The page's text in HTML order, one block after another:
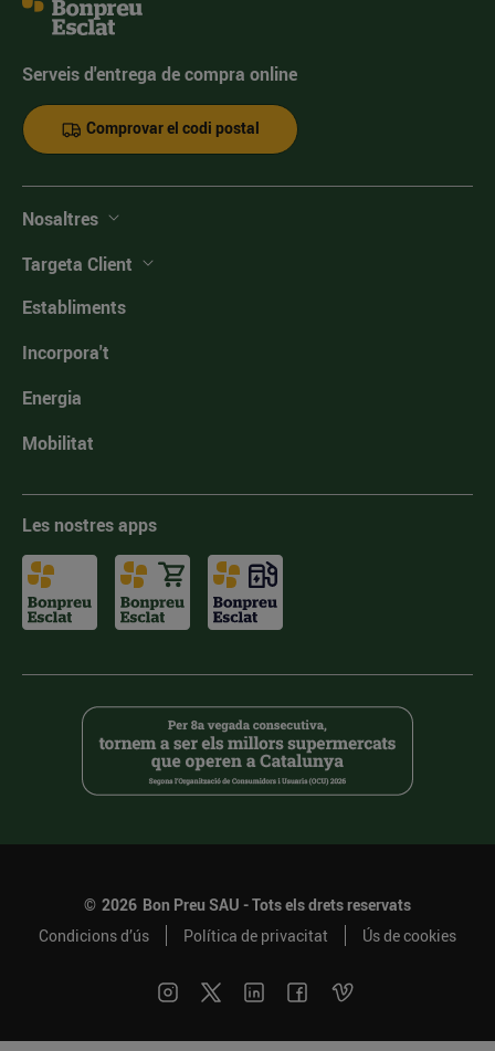
Serveis d'entrega de compra online
Comprovar el codi postal
Nosaltres
Targeta Client
Establiments
Incorpora't
Energia
Mobilitat
Les nostres apps
© 2026 Bon Preu SAU - Tots els drets reservats
Condicions d’ús
Política de privacitat Ús de cookies